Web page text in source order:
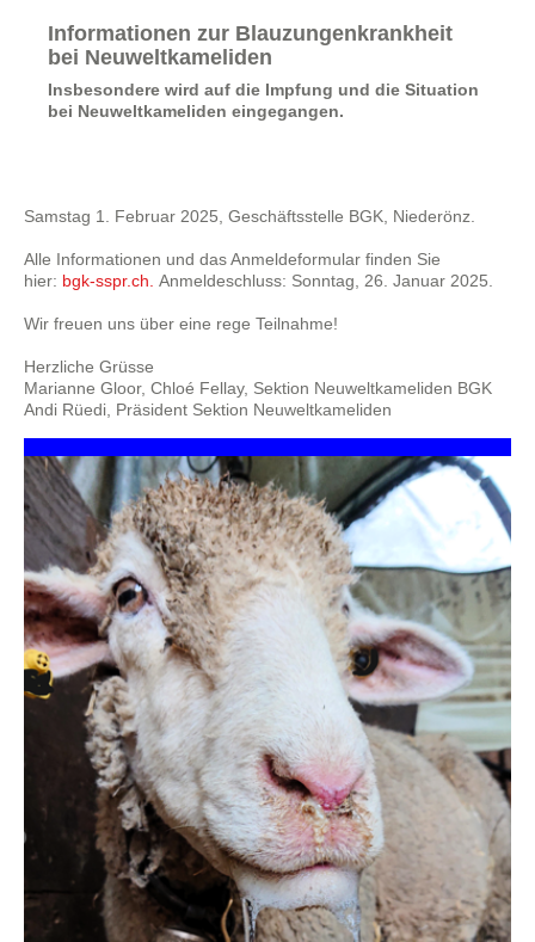
Informationen zur Blauzungenkrankheit
bei Neuweltkameliden
Insbesondere wird auf die Impfung und die Situation
bei Neuweltkameliden eingegangen.
Samstag 1. Februar 2025, Geschäftsstelle BGK, Niederönz.
Alle Informationen und das Anmeldeformular finden Sie
hier: bgk-sspr.ch. Anmeldeschluss: Sonntag, 26. Januar 2025.
Wir freuen uns über eine rege Teilnahme!
Herzliche Grüsse
Marianne Gloor, Chloé Fellay, Sektion Neuweltkameliden BGK
Andi Rüedi, Präsident Sektion Neuweltkameliden